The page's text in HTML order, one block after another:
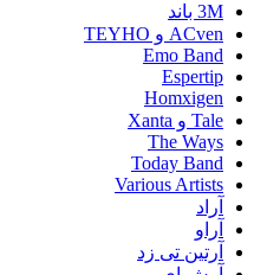
3M باند
ACven و TEYHO
Emo Band
Espertip
Homxigen
Tale و Xanta
The Ways
Today Band
Various Artists
آراد
آراو
آرتین تی زد